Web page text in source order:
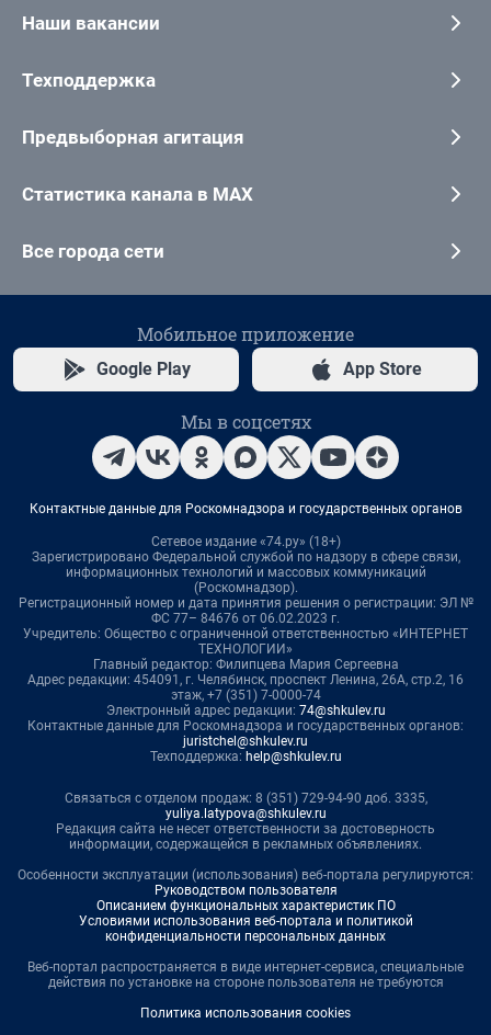
Наши вакансии
Техподдержка
Предвыборная агитация
Статистика канала в MAX
Все города сети
Мобильное приложение
Google Play App Store
Мы в соцсетях
Контактные данные для Роскомнадзора и государственных органов
Сетевое издание «74.ру» (18+)
Зарегистрировано Федеральной службой по надзору в сфере связи,
информационных технологий и массовых коммуникаций
(Роскомнадзор).
Регистрационный номер и дата принятия решения о регистрации: ЭЛ №
ФС 77– 84676 от 06.02.2023 г.
Учредитель: Общество с ограниченной ответственностью «ИНТЕРНЕТ
ТЕХНОЛОГИИ»
Главный редактор: Филипцева Мария Сергеевна
Адрес редакции: 454091, г. Челябинск, проспект Ленина, 26А, стр.2, 16
этаж, +7 (351) 7-0000-74
Электронный адрес редакции: 74@shkulev.ru
Контактные данные для Роскомнадзора и государственных органов:
juristchel@shkulev.ru
Техподдержка: help@shkulev.ru
Связаться с отделом продаж: 8 (351) 729-94-90 доб. 3335,
yuliya.latypova@shkulev.ru
Редакция сайта не несет ответственности за достоверность
информации, содержащейся в рекламных объявлениях.
Особенности эксплуатации (использования) веб-портала регулируются:
Руководством пользователя
Описанием функциональных характеристик ПО
Условиями использования веб-портала и политикой
конфиденциальности персональных данных
Веб-портал распространяется в виде интернет-сервиса, специальные
действия по установке на стороне пользователя не требуются
Политика использования cookies